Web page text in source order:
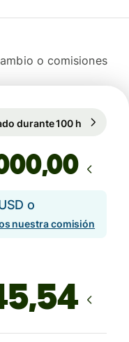
o comisiones
durante 100 h
,00
o
nuestra comisión